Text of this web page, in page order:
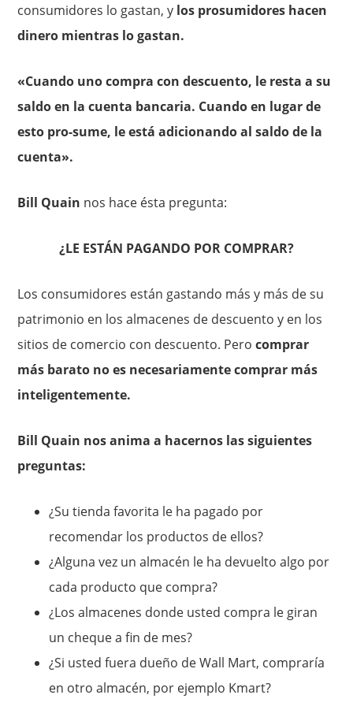
consumidores lo gastan, y los prosumidores hacen
dinero mientras lo gastan.
«Cuando uno compra con descuento, le resta a su
saldo en la cuenta bancaria. Cuando en lugar de
esto pro-sume, le está adicionando al saldo de la
cuenta».
Bill Quain nos hace ésta pregunta:
¿LE ESTÁN PAGANDO POR COMPRAR?
Los consumidores están gastando más y más de su
patrimonio en los almacenes de descuento y en los
sitios de comercio con descuento. Perocomprar
más barato no es necesariamente comprar más
inteligentemente.
Bill Quain nos anima a hacernos las siguientes
preguntas:
¿Su tienda favorita le ha pagado por
recomendar los productos de ellos?
¿Alguna vez un almacén le ha devuelto algo por
cada producto que compra?
¿Los almacenes donde usted compra le giran
un cheque a fin de mes?
¿Si usted fuera dueño de Wall Mart, compraría
en otro almacén, por ejemplo Kmart?